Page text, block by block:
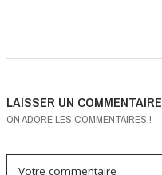
LAISSER UN COMMENTAIRE
ON ADORE LES COMMENTAIRES !
Votre commentaire